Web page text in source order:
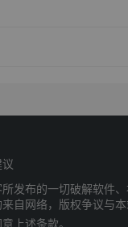
发布的一切破解软件
自网络，版权争议与
上述条款。